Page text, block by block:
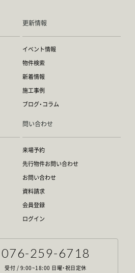
更新情報
イベント情報
物件検索
新着情報
施工事例
ブログ・コラム
問い合わせ
来場予約
先行物件お問い合わせ
お問い合わせ
資料請求
会員登録
ログイン
076-259-6718
受付 / 9:00~18:00 日曜・祝日定休